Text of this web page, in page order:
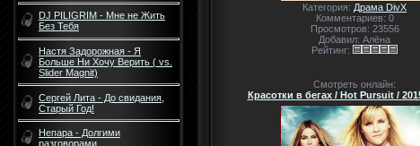
DJ PILIGRIM - Мне не Жить
Без Тебя
Настя Задорожная - Я
Больше Ни Хочу Верить ( vs.
Slider Magnit)
Сергей Лита - До свидания,
Старый Год!
Непара - Долгими
разговорами
Категория: Драма DivX
Комментариев: 0
Просмотров: 23556
Добавил: Алёна
Рейтинг:
Смотреть онлайн:
Красотки в бегах / Hot Pursuit /